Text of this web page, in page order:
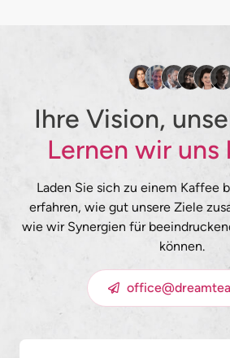
Ihre Vision,
Lernen wir uns
Laden Sie sich zu einem Kaffee
erfahren, wie gut unsere Ziele
wie wir Synergien für
können.